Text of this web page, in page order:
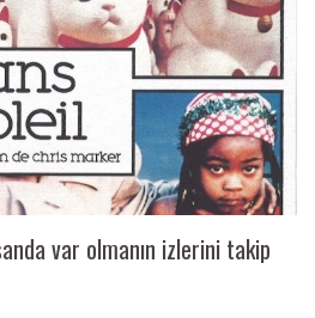
var olmanın izlerini takip